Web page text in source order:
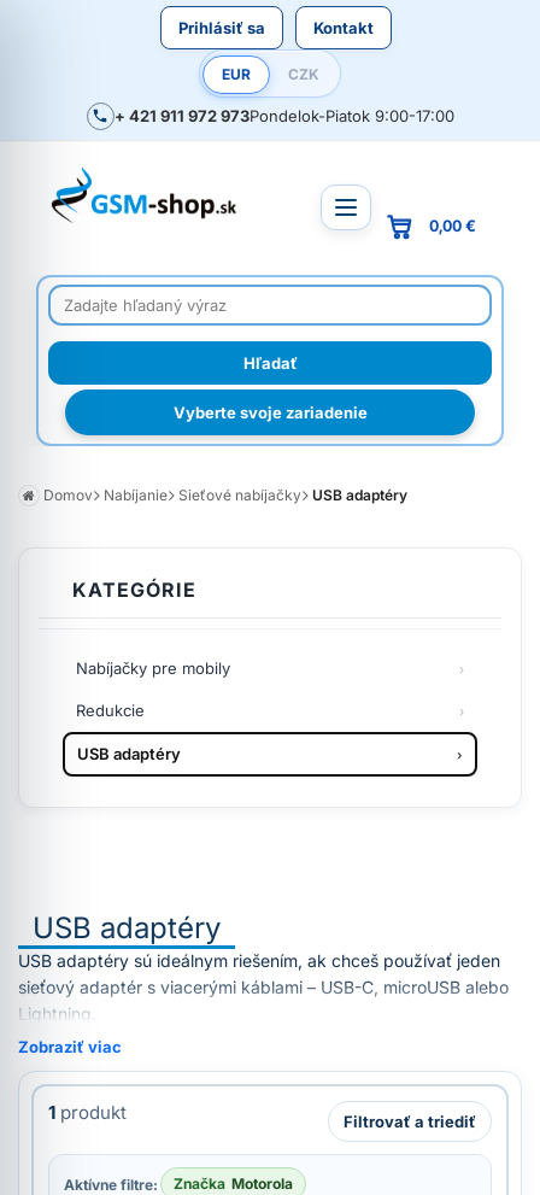
Prihlásiť sa Kontakt
EUR CZK
+ 421 911 972 973Pondelok-Piatok 9:00-17:00
Vyberte svoje zariadenie
0,00 €
Domov Nabíjanie Sieťové nabíjačky USB adaptéry
KATEGÓRIE
Nabíjačky pre mobily
Redukcie
USB adaptéry
USB adaptéry
USB adaptéry sú ideálnym riešením, ak chceš používať jeden
sieťový adaptér s viacerými káblami – USB-C, microUSB alebo
Lightning.
Zobraziť viac
1 produkt Filtrovať a triediť
Aktívne filtre: Značka Motorola